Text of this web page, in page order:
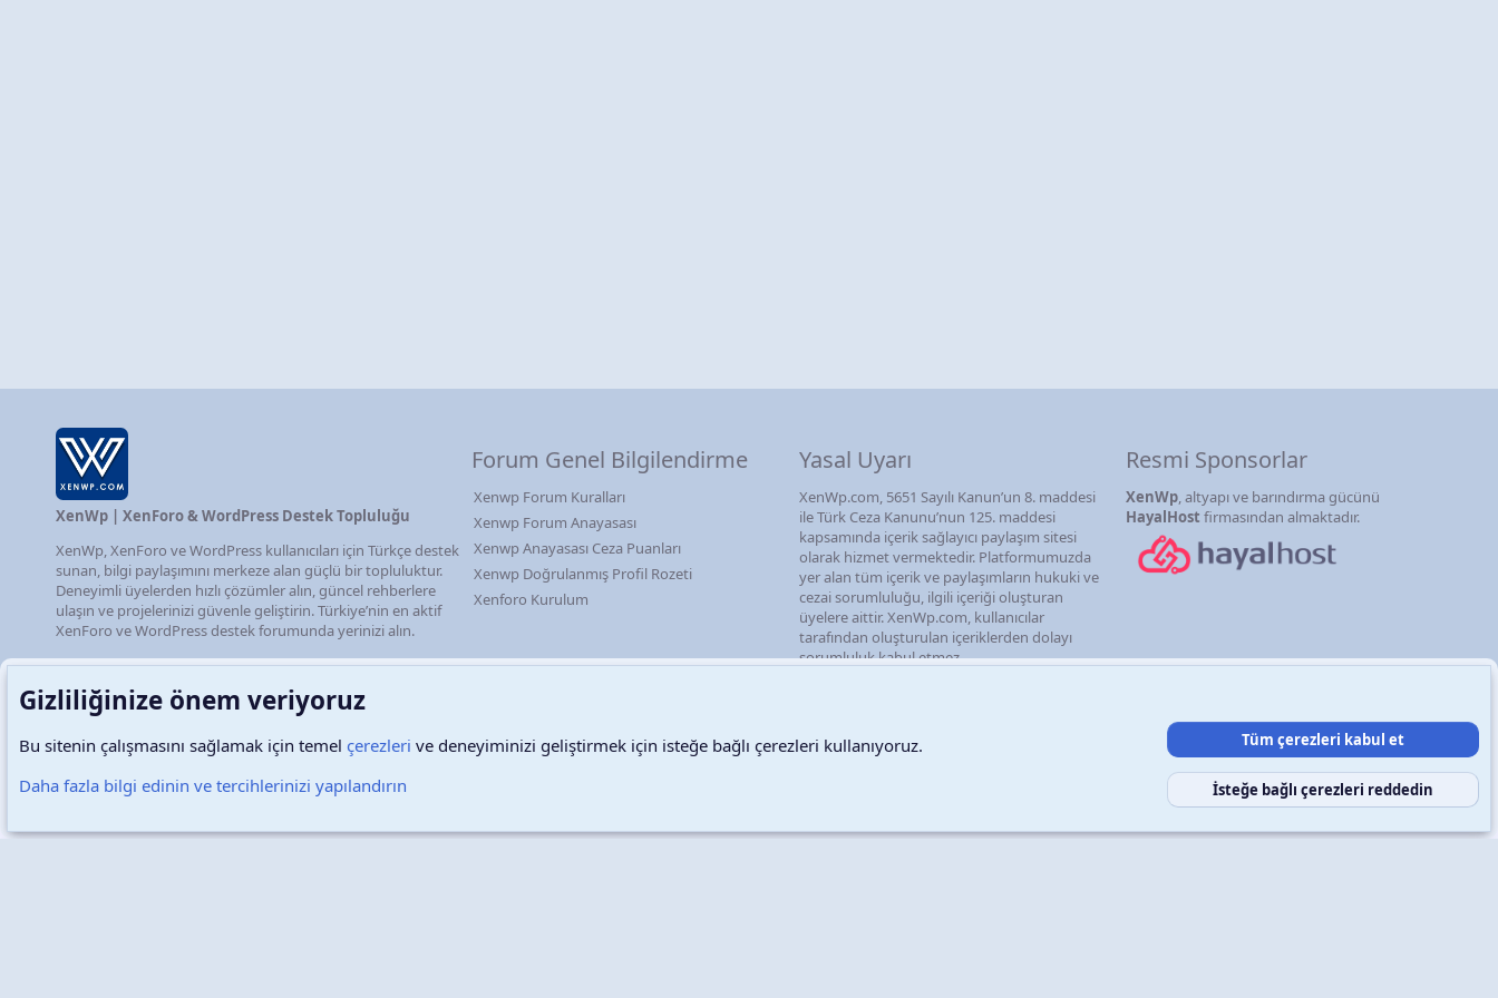
XenWp | XenForo & WordPress Destek Topluluğu
XenWp, XenForo ve WordPress kullanıcıları için Türkçe destek
sunan, bilgi paylaşımını merkeze alan güçlü bir topluluktur.
Deneyimli üyelerden hızlı çözümler alın, güncel rehberlere
ulaşın ve projelerinizi güvenle geliştirin. Türkiye’nin en aktif
XenForo ve WordPress destek forumunda yerinizi alın.
Forum Genel Bilgilendirme
Xenwp Forum Kuralları
Xenwp Forum Anayasası
Xenwp Anayasası Ceza Puanları
Xenwp Doğrulanmış Profil Rozeti
Xenforo Kurulum
Yasal Uyarı
XenWp.com, 5651 Sayılı Kanun’un 8. maddesi
ile Türk Ceza Kanunu’nun 125. maddesi
kapsamında içerik sağlayıcı paylaşım sitesi
olarak hizmet vermektedir. Platformumuzda
yer alan tüm içerik ve paylaşımların hukuki ve
cezai sorumluluğu, ilgili içeriği oluşturan
üyelere aittir. XenWp.com, kullanıcılar
tarafından oluşturulan içeriklerden dolayı
sorumluluk kabul etmez.
Resmi Sponsorlar
XenWp, altyapı ve barındırma gücünü
HayalHost firmasından almaktadır.
Türkçe (TR) Çerezler Destek talepleri Gizlilik politikası Yardım Ana sayfa
Gizliliğinize önem veriyoruz
Bu sitenin çalışmasını sağlamak için temel çerezleri ve deneyiminizi geliştirmek için isteğe bağlı çerezleri kullanıyoruz.
Daha fazla bilgi edinin ve tercihlerinizi yapılandırın
Tüm çerezleri kabul et
İsteğe bağlı çerezleri reddedin